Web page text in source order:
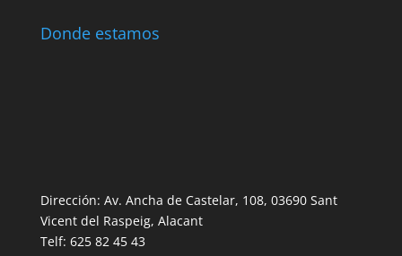
Donde estamos
Dirección: Av. Ancha de Castelar, 108, 03690 Sant
Vicent del Raspeig, Alacant
Telf: 625 82 45 43